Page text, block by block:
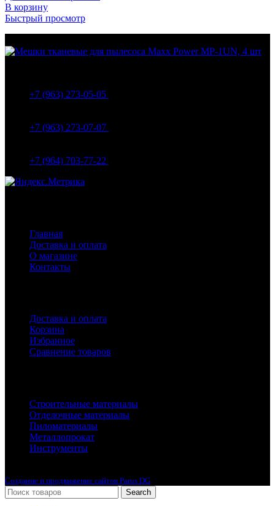
В корзину
Быстрый просмотр
+7 (963) 273-05-05
+7 (963) 273-07-07
+7 (964) 703-77-22
Главная
Доставка и оплата
О магазине
Контакты
Доставка и оплата
Корзина
Избранное
Сравнение товаров
Строительные материалы
Отделочные материалы
Пиломатериалы
Металлопрокат
Инструменты
Создание и продвижение сайтов Parus DG
Search